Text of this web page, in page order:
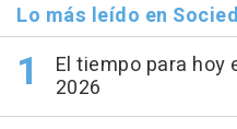
Lo más leído en
El tiempo para hoy
2026